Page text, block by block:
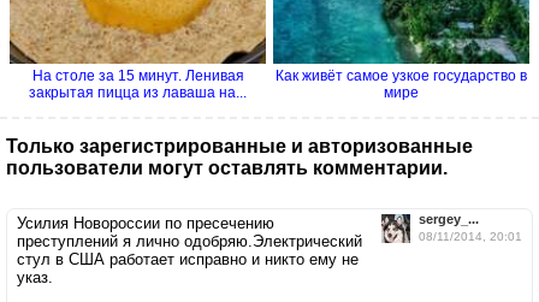
На столе за 15 минут. Ленивая
закрытая пицца из лаваша на...
Как живёт самое узкое государство в
мире
Только зарегистрированные и авторизованные
пользователи могут оставлять комментарии.
sergey_...
08/11/2014, 20:01
Усилия Новороссии по пресечению
преступлений я лично одобряю.Электрический
стул в США работает исправно и никто ему не
указ.